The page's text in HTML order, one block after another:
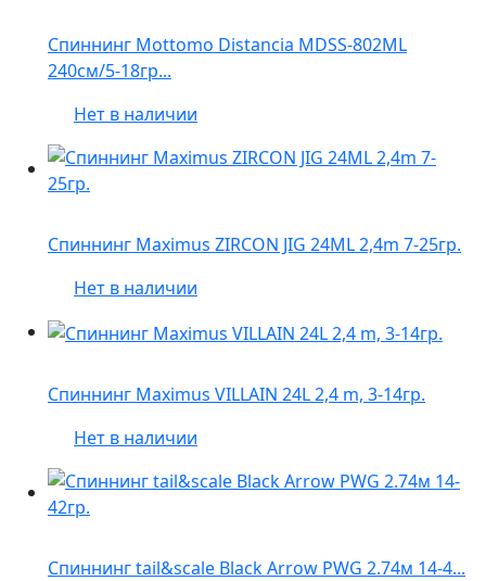
Спиннинг Mottomo Distancia MDSS-802ML
240см/5-18гр...
Нет в наличии
Спиннинг Maximus ZIRCON JIG 24ML 2,4m 7-25гр.
Нет в наличии
Спиннинг Maximus VILLAIN 24L 2,4 m, 3-14гр.
Нет в наличии
Спиннинг tail&scale Black Arrow PWG 2.74м 14-4...